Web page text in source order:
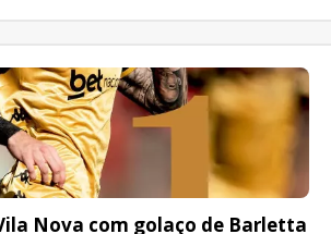
Nova com golaço de Barletta